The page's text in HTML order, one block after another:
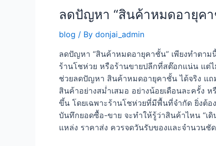
ลดปัญหา “สินค้าหมดอายุคา
blog / By donjai_admin
ลดปัญหา “สินค้าหมดอายุคาชั้น” เพียงทำตาม
ร้านโชห่วย หรือร้านขายปลีกที่สต๊อกแน่น แต่
ช่วยลดปัญหา สินค้าหมดอายุคาชั้น ได้จริง แถ
สินค้าอย่างสม่ำเสมอ อย่างน้อยเดือนละครั้ง
ขึ้น โดยเฉพาะร้านโชห่วยที่มีพื้นที่จำกัด ยิ่งต้
บันทึกยอดซื้อ-ขาย จะทำให้รู้ว่าสินค้าไหน “เดิ
แหล่ง ราคาส่ง ควรจดวันรับของและจำนวนชั